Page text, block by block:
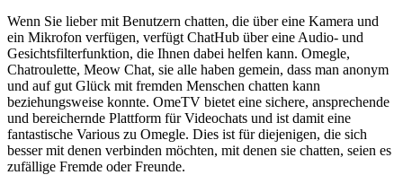
Wenn Sie lieber mit Benutzern chatten, die über eine Kamera und
ein Mikrofon verfügen, verfügt ChatHub über eine Audio- und
Gesichtsfilterfunktion, die Ihnen dabei helfen kann. Omegle,
Chatroulette, Meow Chat, sie alle haben gemein, dass man anonym
und auf gut Glück mit fremden Menschen chatten kann
beziehungsweise konnte. OmeTV bietet eine sichere, ansprechende
und bereichernde Plattform für Videochats und ist damit eine
fantastische Various zu Omegle. Dies ist für diejenigen, die sich
besser mit denen verbinden möchten, mit denen sie chatten, seien es
zufällige Fremde oder Freunde.